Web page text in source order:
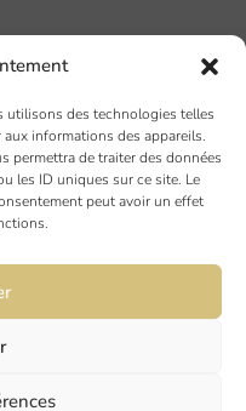
utilisons des technologies telles
informations des appareils.
permettra de traiter des données
les ID uniques sur ce site. Le
peut avoir un effet